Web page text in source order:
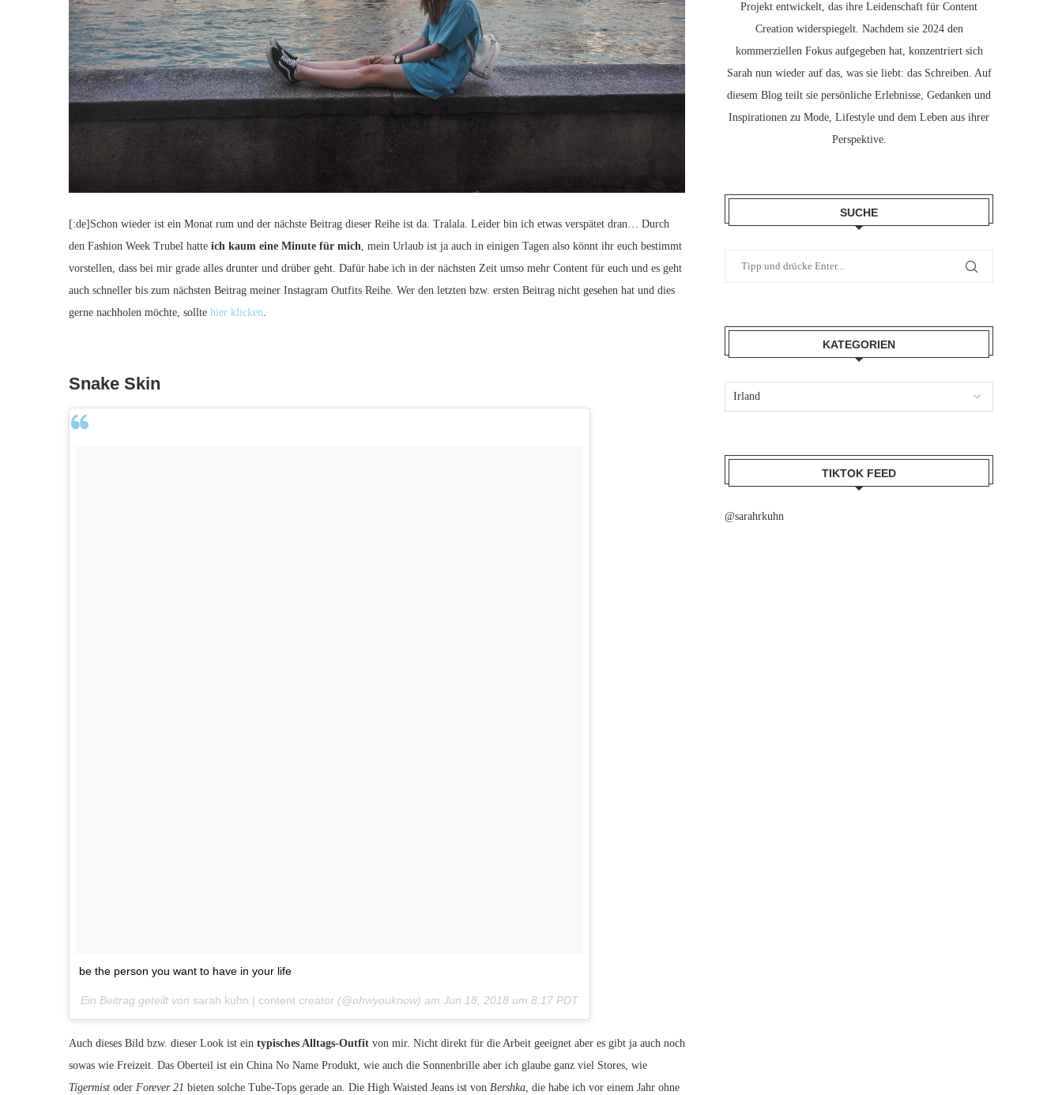
[:de]Schon wieder ist ein Monat rum und der nächste Beitrag dieser Reihe ist da. Tralala. Leider bin ich etwas verspätet dran… Durch
den Fashion Week Trubel hatte ich kaum eine Minute für mich, mein Urlaub ist ja auch in einigen Tagen also könnt ihr euch bestimmt
vorstellen, dass bei mir grade alles drunter und drüber geht. Dafür habe ich in der nächsten Zeit umso mehr Content für euch und es geht
auch schneller bis zum nächsten Beitrag meiner Instagram Outfits Reihe. Wer den letzten bzw. ersten Beitrag nicht gesehen hat und dies
gerne nachholen möchte, sollte hier klicken.
Snake Skin
be the person you want to have in your life
Ein Beitrag geteilt von sarah kuhn | content creator (@ohwyouknow) am Jun 18, 2018 um 8:17 PDT
Auch dieses Bild bzw. dieser Look ist ein typisches Alltags-Outfit von mir. Nicht direkt für die Arbeit geeignet aber es gibt ja auch noch
sowas wie Freizeit. Das Oberteil ist ein China No Name Produkt, wie auch die Sonnenbrille aber ich glaube ganz viel Stores, wie
Tigermist oder Forever 21 bieten solche Tube-Tops gerade an. Die High Waisted Jeans ist von Bershka, die habe ich vor einem Jahr ohne
Projekt entwickelt, das ihre Leidenschaft für Content
Creation widerspiegelt. Nachdem sie 2024 den
kommerziellen Fokus aufgegeben hat, konzentriert sich
Sarah nun wieder auf das, was sie liebt: das Schreiben. Auf
diesem Blog teilt sie persönliche Erlebnisse, Gedanken und
Inspirationen zu Mode, Lifestyle und dem Leben aus ihrer
Perspektive.
SUCHE
KATEGORIEN
TIKTOK FEED
@sarahrkuhn